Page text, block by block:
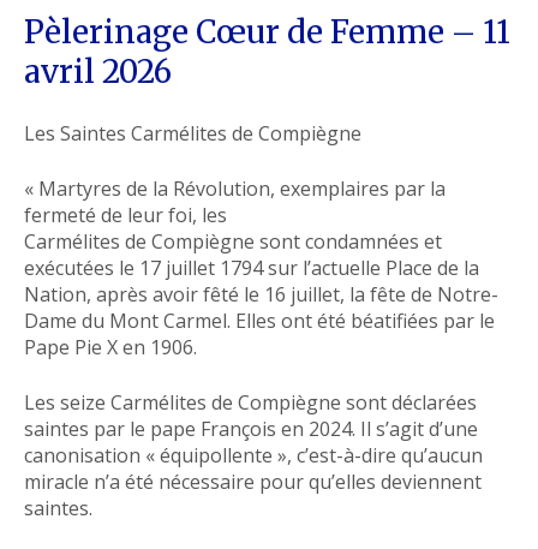
Pèlerinage Cœur de Femme – 11
avril 2026
Les Saintes Carmélites de Compiègne
« Martyres de la Révolution, exemplaires par la
fermeté de leur foi, les
Carmélites de Compiègne sont condamnées et
exécutées le 17 juillet 1794 sur l’actuelle Place de la
Nation, après avoir fêté le 16 juillet, la fête de Notre-
Dame du Mont Carmel. Elles ont été béatifiées par le
Pape Pie X en 1906.
Les seize Carmélites de Compiègne sont déclarées
saintes par le pape François en 2024. Il s’agit d’une
canonisation « équipollente », c’est-à-dire qu’aucun
miracle n’a été nécessaire pour qu’elles deviennent
saintes.